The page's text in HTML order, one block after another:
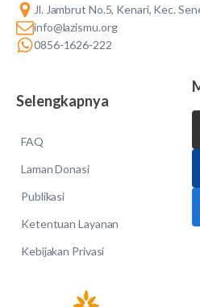
Jl. Jambrut No.5, Kenari, Kec.
info@lazismu.org
0856-1626-222
Selengkapnya
FAQ
Laman Donasi
Publikasi
Ketentuan Layanan
Kebijakan Privasi